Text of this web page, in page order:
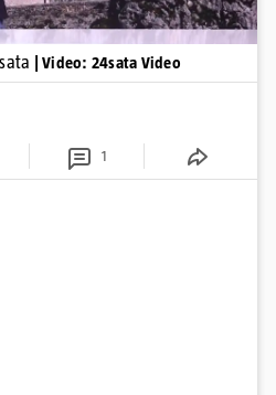
| Video: 24sata Video
1